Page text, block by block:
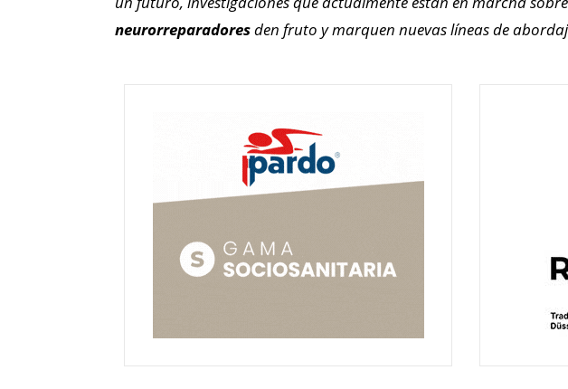
neurorreparadoresden fruto y marquen nuevas líneas de